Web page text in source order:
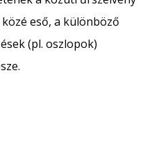
eső, a különböző
(pl. oszlopok)